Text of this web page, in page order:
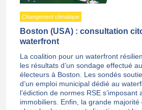
Changement climatique
Boston (USA) : consultation
waterfront
La coalition pour un waterfront
les résultats d’un sondage effectué
électeurs à Boston. Les sondés
d’un emploi municipal dédié au
l’édiction de normes RSE s’imposant
immobiliers. Enfin, la grande